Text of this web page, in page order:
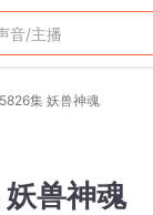
集 妖兽神魂
兽神魂